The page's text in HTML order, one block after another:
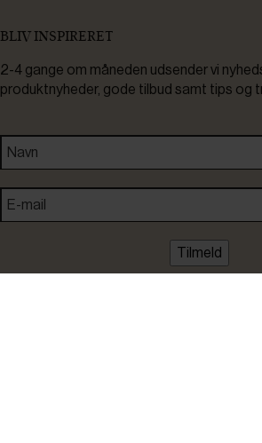
BLIV INSPIRERET
2-4 gange om måneden udsender vi
produktnyheder, gode tilbud samt tips og
Tilmeld